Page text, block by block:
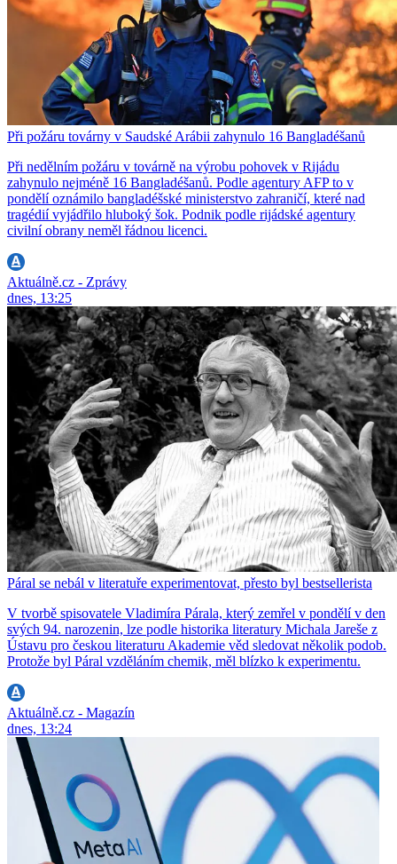
Při požáru továrny v Saudské Arábii zahynulo 16 Bangladéšanů
Při nedělním požáru v továrně na výrobu pohovek v Rijádu
zahynulo nejméně 16 Bangladéšanů. Podle agentury AFP to v
pondělí oznámilo bangladéšské ministerstvo zahraničí, které nad
tragédií vyjádřilo hluboký šok. Podnik podle rijádské agentury
civilní obrany neměl řádnou licenci.
Aktuálně.cz - Zprávy
dnes, 13:25
Páral se nebál v literatuře experimentovat, přesto byl bestsellerista
V tvorbě spisovatele Vladimíra Párala, který zemřel v pondělí v den
svých 94. narozenin, lze podle historika literatury Michala Jareše z
Ústavu pro českou literaturu Akademie věd sledovat několik podob.
Protože byl Páral vzděláním chemik, měl blízko k experimentu.
Aktuálně.cz - Magazín
dnes, 13:24